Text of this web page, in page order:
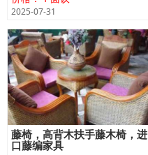
2025-07-31
藤椅，高背木扶手藤木椅，进
口藤编家具